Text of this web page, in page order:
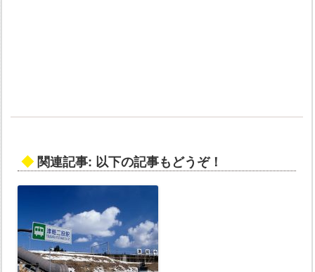
◆関連記事: 以下の記事もどうぞ！